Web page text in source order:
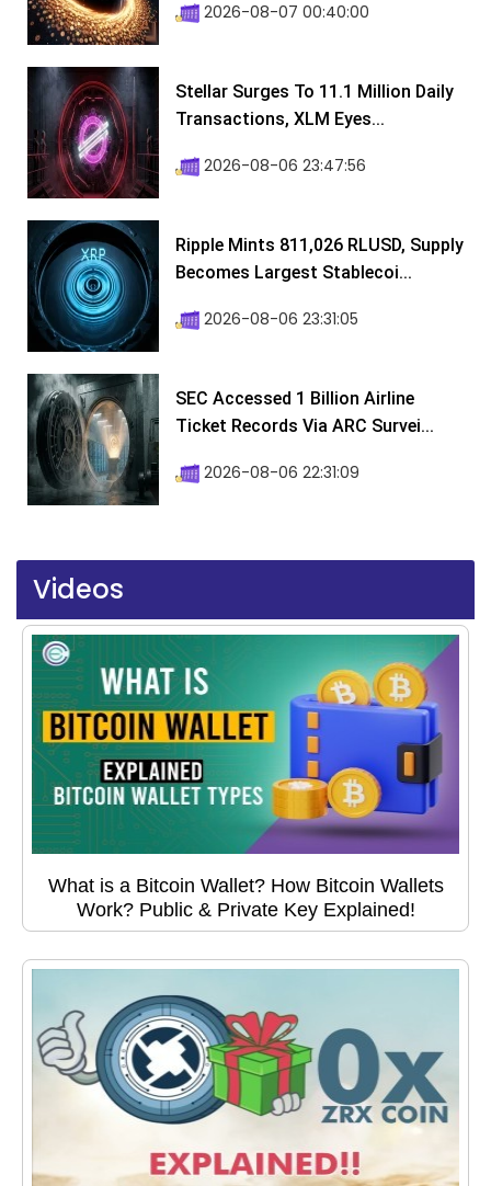
2026-08-07 00:40:00
Stellar Surges To 11.1 Million Daily
Transactions, XLM Eyes...
2026-08-06 23:47:56
Ripple Mints 811,026 RLUSD, Supply
Becomes Largest Stablecoi...
2026-08-06 23:31:05
SEC Accessed 1 Billion Airline
Ticket Records Via ARC Survei...
2026-08-06 22:31:09
Videos
What is a Bitcoin Wallet? How Bitcoin Wallets
Work? Public & Private Key Explained!